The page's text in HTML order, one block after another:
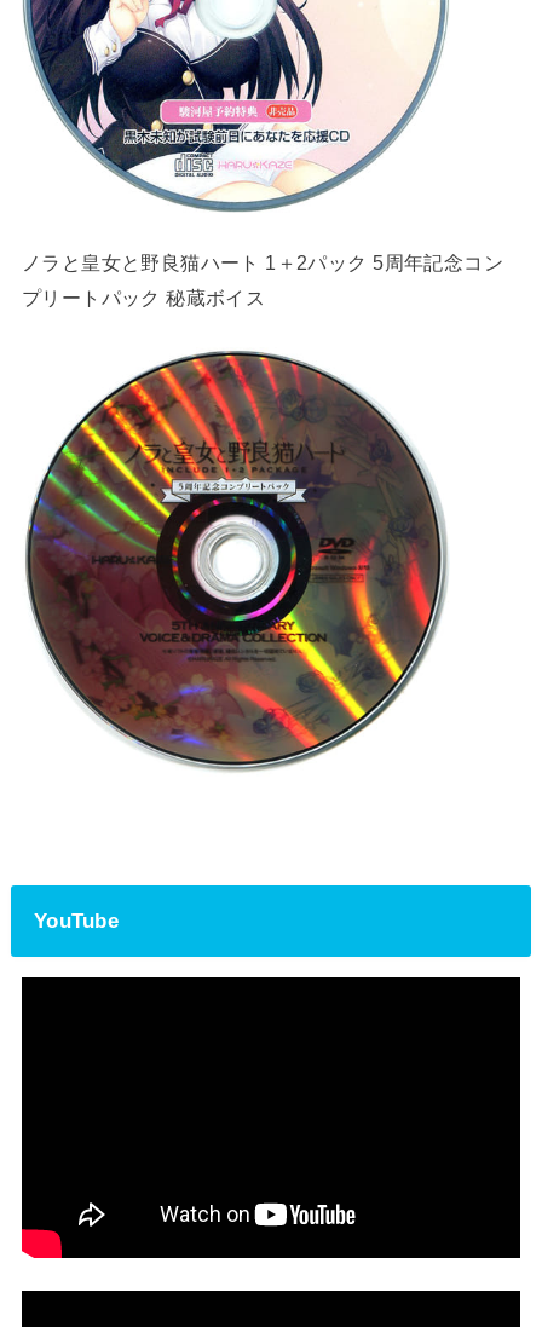
ノラと皇女と野良猫ハート 1＋2パック 5周年記念コン
プリートパック 秘蔵ボイス
YouTube